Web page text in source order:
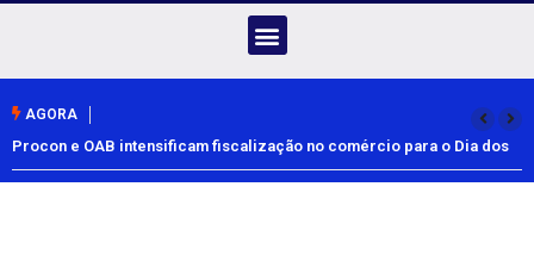
AGORA
Procon e OAB intensificam fiscalização no comércio para o Dia dos
Pais